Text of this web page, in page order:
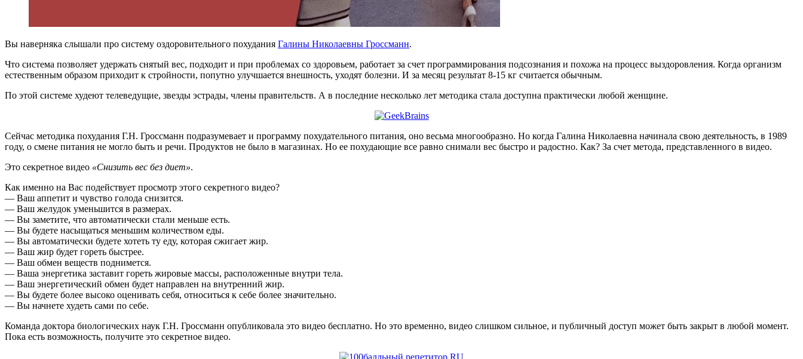
Вы наверняка слышали про систему оздоровительного похудания Галины Николаевны Гроссманн.
Что система позволяет удержать снятый вес, подходит и при проблемах со здоровьем, работает за счет программирования подсознания и похожа на процесс выздоровления. Когда организм
естественным образом приходит к стройности, попутно улучшается внешность, уходят болезни. И за месяц результат 8-15 кг считается обычным.
По этой системе худеют телеведущие, звезды эстрады, члены правительств. А в последние несколько лет методика стала доступна практически любой женщине.
Сейчас методика похудания Г.Н. Гроссманн подразумевает и программу похудательного питания, оно весьма многообразно. Но когда Галина Николаевна начинала свою деятельность, в 1989
году, о смене питания не могло быть и речи. Продуктов не было в магазинах. Но ее похудающие все равно снимали вес быстро и радостно. Как? За счет метода, представленного в видео.
Это cекретное видео «Снизить вес без диет».
Как именно на Вас подействует просмотр этого секретного видео?
— Ваш аппетит и чувство голода снизится.
— Ваш желудок уменьшится в размерах.
— Вы заметите, что автоматически стали меньше есть.
— Вы будете насыщаться меньшим количеством еды.
— Вы автоматически будете хотеть ту еду, которая сжигает жир.
— Ваш жир будет гореть быстрее.
— Ваш обмен веществ поднимется.
— Ваша энергетика заставит гореть жировые массы, расположенные внутри тела.
— Ваш энергетический обмен будет направлен на внутренний жир.
— Вы будете более высоко оценивать себя, относиться к себе более значительно.
— Вы начнете худеть сами по себе.
Команда доктора биологических наук Г.Н. Гроссманн опубликовала это видео бесплатно. Но это временно, видео слишком сильное, и публичный доступ может быть закрыт в любой момент.
Пока есть возможность, получите это секретное видео.